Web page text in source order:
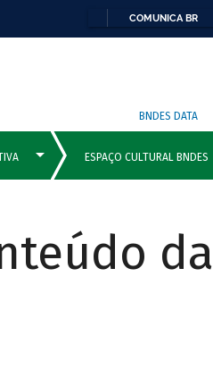
COMUNICA BR
BNDES DATA